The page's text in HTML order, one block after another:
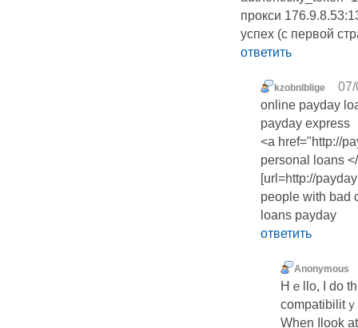
прокси
успех (с первой
ответить
kzobnlblige
07/
online payday
payday express
<a href="http://
personal loans
[url=http://
people with bad
loans payday
ответить
Anonymous
Hｅllo, I do
compatibilit
When Ilook